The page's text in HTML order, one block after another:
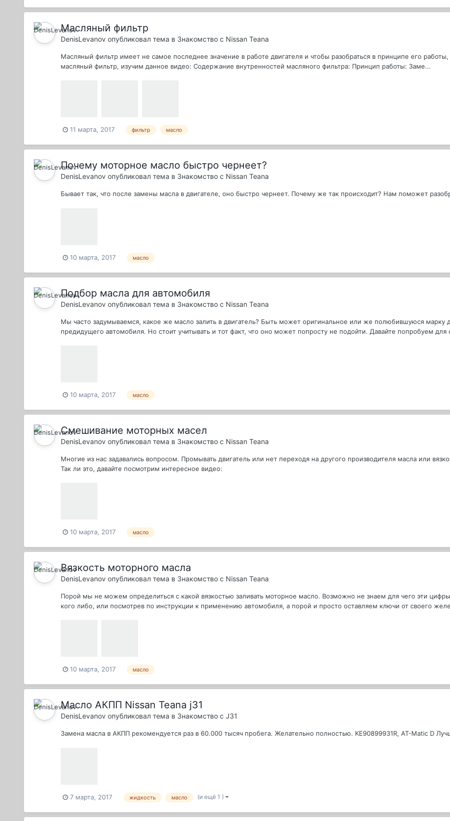
Масляный фильтр
DenisLevanovопубликовал тема в Знакомство с Nissan Teana
Масляный фильтр имеет не самое последнее значение в работе двигателя и чтобы разобраться в принципе его работы,
масляный фильтр, изучим данное видео: Содержание внутренностей масляного фильтра: Принцип работы: Заме...
11 марта, 2017 фильтр масло
Почему моторное масло быстро чернеет?
DenisLevanovопубликовал тема в Знакомство с Nissan Teana
Бывает так, что после замены масла в двигателе, оно быстро чернеет. Почему же так происходит? Нам поможет
10 марта, 2017 масло
Подбор масла для автомобиля
DenisLevanovопубликовал тема в Знакомство с Nissan Teana
Мы часто задумываемся, какое же масло залить в двигатель? Быть может оригинальное или же полюбившуюся марку
предидущего автомобиля. Но стоит учитывать и тот факт, что оно может попросту не подойти. Давайте попробуем
10 марта, 2017 масло
Смешивание моторных масел
DenisLevanovопубликовал тема в Знакомство с Nissan Teana
Многие из нас задавались вопросом. Промывать двигатель или нет переходя на другого производителя масла или
Так ли это, давайте посмотрим интересное видео:
10 марта, 2017 масло
Вязкость моторного масла
DenisLevanovопубликовал тема в Знакомство с Nissan Teana
Порой мы не можем определиться с какой вязкостью заливать моторное масло. Возможно не знаем для чего эти
кого либо, или посмотрев по инструкции к применению автомобиля, а порой и просто оставляем ключи от своего
10 марта, 2017 масло
Масло АКПП Nissan Teana j31
DenisLevanovопубликовал тема в Знакомство с J31
Замена масла в АКПП рекомендуется раз в 60.000 тысяч пробега. Желательно полностью. KE90899931R, AT-Matic D
7 марта, 2017 жидкость масло (и ещё 1 )